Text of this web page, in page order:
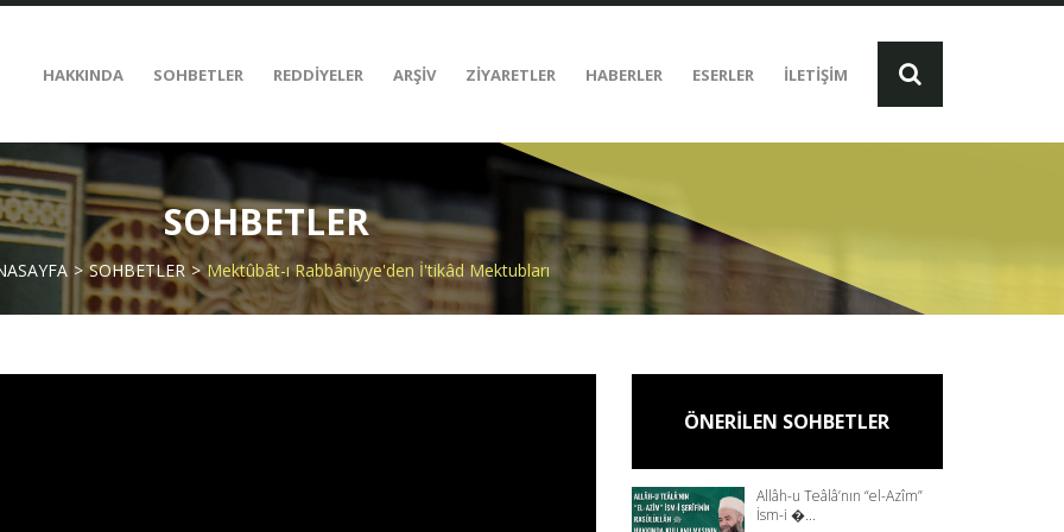
HAKKINDA SOHBETLER REDDİYELER ARŞİV ZİYARETLER HABERLER ESERLER İLETİŞİM
SOHBETLER
SOHBETLER Mektûbât-ı Rabbâniyye'den İ'tikâd Mektubları
ÖNERİLEN SOHBETLER
Allâh-u Teâlâ’nın “el-Azîm”
İsm-i �...